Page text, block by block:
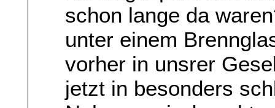
schon lange da
unter einem
vorher in unsrer
jetzt in besonders